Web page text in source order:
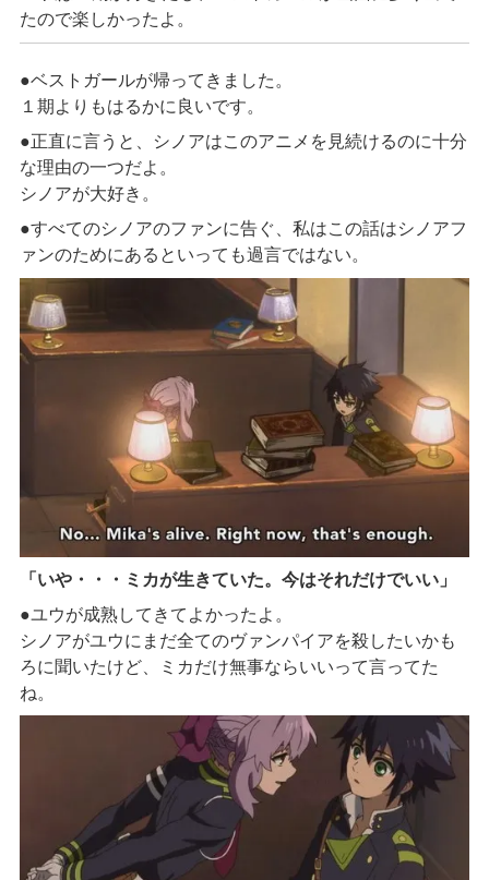
たので楽しかった よ。
●ベストガールが帰ってきました。
１期よりもはるかに良いです。
●正直に言うと、シノアはこのアニメを見続けるのに十分
な理由の一つだよ 。
シノアが大好き。
●すべてのシノアのファンに告ぐ、私はこの話はシノアフ
ァンのためにあるといっても過言ではない。
「いや・・・ミカが生きていた。今はそれだけでいい」
●ユウが成熟してきてよかったよ。
シノアがユウにまだ全てのヴァンパイアを殺したいかも
ろに聞いたけど、ミカだけ無事ならいいって言ってた
ね。